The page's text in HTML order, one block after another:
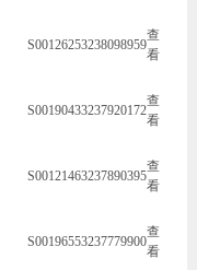
S00126253238098959
查
看
S00190433237920172
查
看
S00121463237890395
查
看
S00196553237779900
查
看